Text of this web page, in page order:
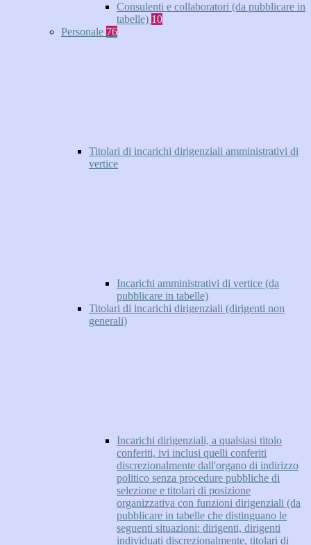
Consulenti e collaboratori (da pubblicare in
tabelle) 10
Personale 76
Titolari di incarichi dirigenziali amministrativi di
vertice
Incarichi amministrativi di vertice (da
pubblicare in tabelle)
Titolari di incarichi dirigenziali (dirigenti non
generali)
Incarichi dirigenziali, a qualsiasi titolo
conferiti, ivi inclusi quelli conferiti
discrezionalmente dall'organo di indirizzo
politico senza procedure pubbliche di
selezione e titolari di posizione
organizzativa con funzioni dirigenziali (da
pubblicare in tabelle che distinguano le
seguenti situazioni: dirigenti, dirigenti
individuati discrezionalmente, titolari di